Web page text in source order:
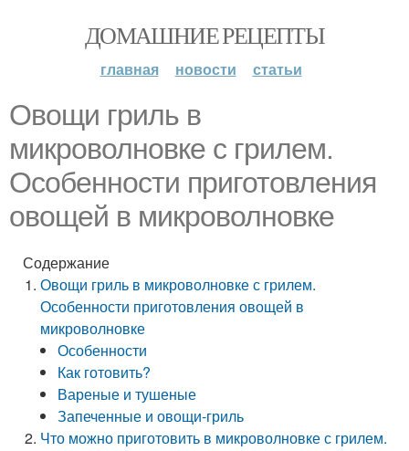
ДОМАШНИЕ РЕЦЕПТЫ
главная новости статьи
Овощи гриль в
микроволновке с грилем.
Особенности приготовления
овощей в микроволновке
Содержание
Овощи гриль в микроволновке с грилем.
Особенности приготовления овощей в
микроволновке
Особенности
Как готовить?
Вареные и тушеные
Запеченные и овощи-гриль
Что можно приготовить в микроволновке с грилем.